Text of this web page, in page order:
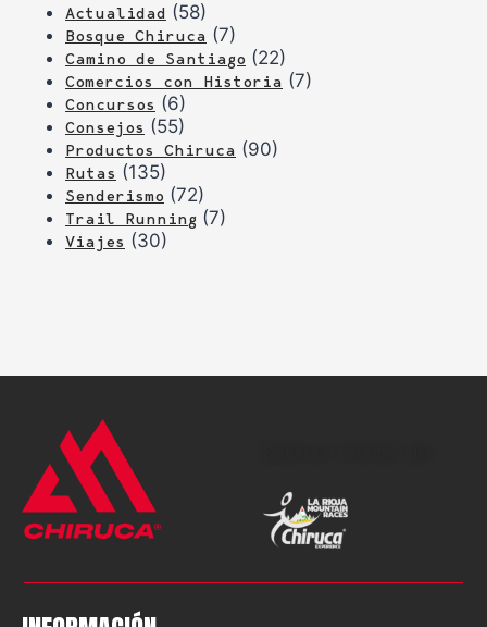
Actualidad (58)
Bosque Chiruca (7)
Camino de Santiago (22)
Comercios con Historia (7)
Concursos (6)
Consejos (55)
Productos Chiruca (90)
Rutas (135)
Senderismo (72)
Trail Running (7)
Viajes (30)